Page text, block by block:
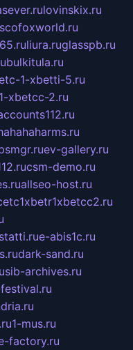
lovinskix.ru
liura.ruglasspb.ru
bulkitula.ru
1-xbetti-5.ru
xbetcc-2.ru
ev-gallery.ru
csm-demo.ru
allseo-host.ru
e-abis1c.ru
dark-sand.ru
sib-archives.ru
1-mus.ru
factory.ru